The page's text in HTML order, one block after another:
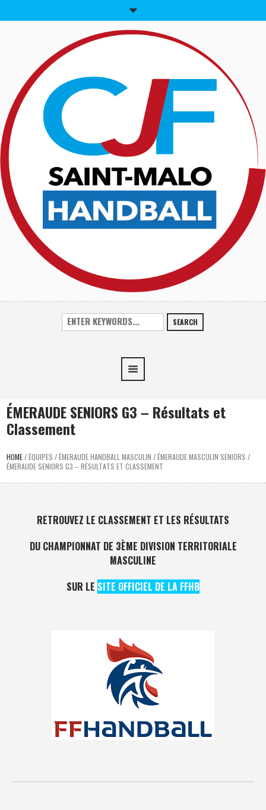
SEARCH
ÉMERAUDE SENIORS G3 – Résultats et
Classement
HOME/ÉQUIPES /ÉMERAUDE HANDBALL MASCULIN /ÉMERAUDE MASCULIN SENIORS /
ÉMERAUDE SENIORS G3 – RÉSULTATS ET CLASSEMENT
RETROUVEZ LE CLASSEMENT ET LES RÉSULTATS
DU CHAMPIONNAT DE 3ÈME DIVISION TERRITORIALE
MASCULINE
SUR LE SITE OFFICIEL DE LA FFHB